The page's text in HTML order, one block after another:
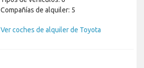
Compañías de alquiler: 5
Ver coches de alquiler de Toyota